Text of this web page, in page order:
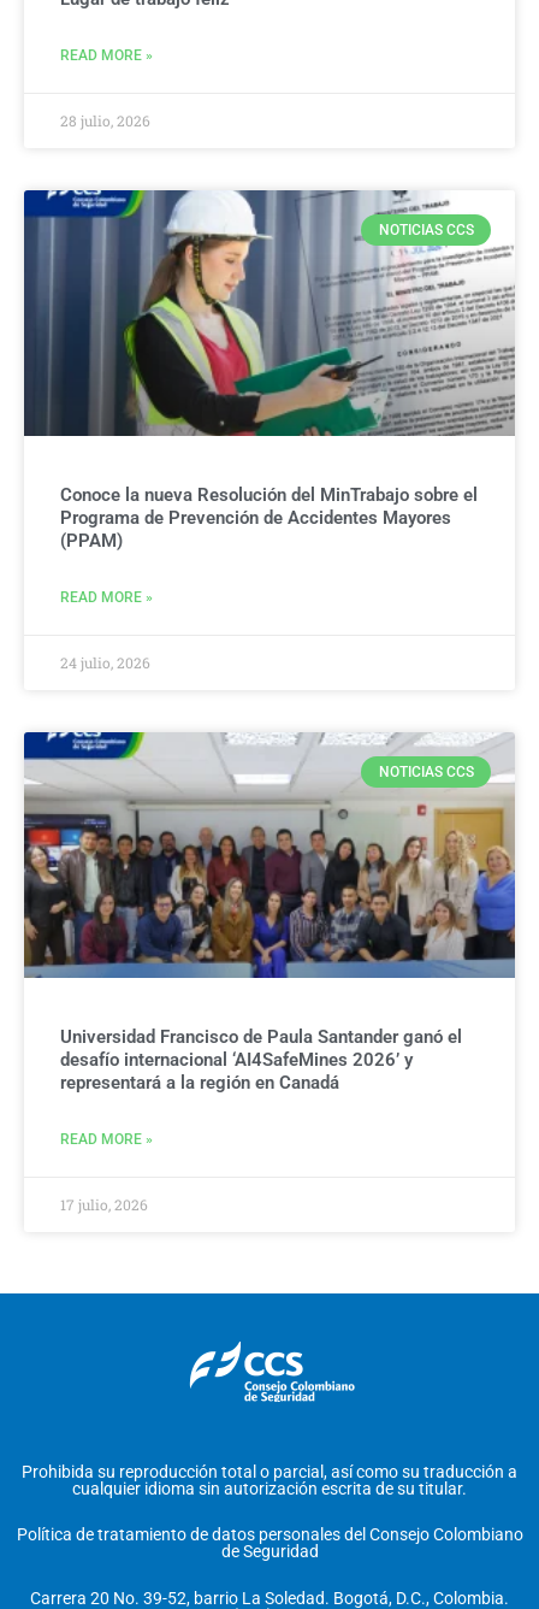
READ MORE »
28 julio, 2026
NOTICIAS CCS
Conoce la nueva Resolución del MinTrabajo sobre el
Programa de Prevención de Accidentes Mayores
(PPAM)
READ MORE »
24 julio, 2026
NOTICIAS CCS
Universidad Francisco de Paula Santander ganó el
desafío internacional ‘AI4SafeMines 2026’ y
representará a la región en Canadá
READ MORE »
17 julio, 2026
Prohibida su reproducción total o parcial, así como su traducción a
cualquier idioma sin autorización escrita de su titular.
Política de tratamiento de datos personales del Consejo Colombiano
de Seguridad
Carrera 20 No. 39-52, barrio La Soledad. Bogotá, D.C., Colombia.